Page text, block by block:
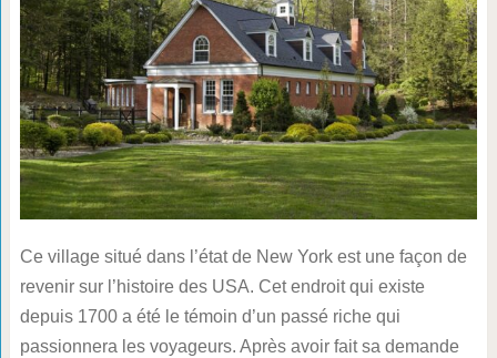
Ce village situé dans l’état de New York est une façon de
revenir sur l’histoire des USA. Cet endroit qui existe
depuis 1700 a été le témoin d’un passé riche qui
passionnera les voyageurs. Après avoir fait sa demande